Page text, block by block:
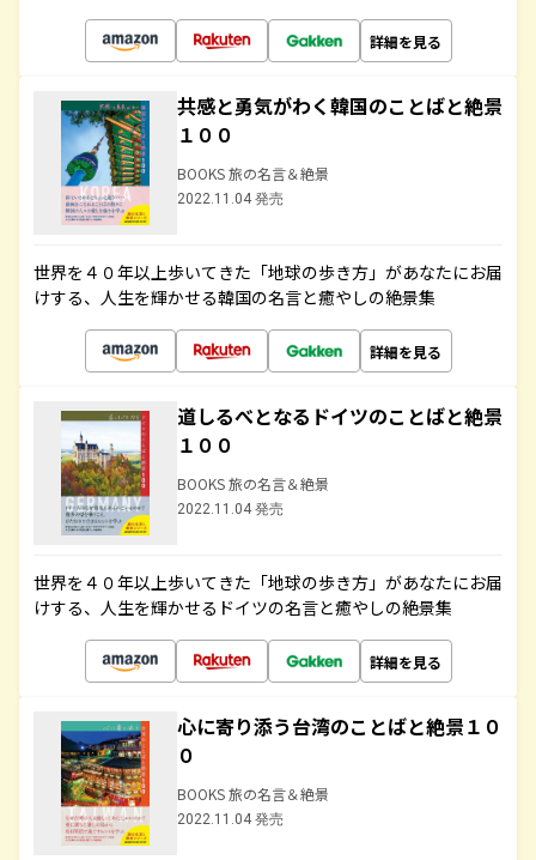
詳細を見る
共感と勇気がわく韓国のことばと絶景
１００
BOOKS 旅の名言＆絶景
2022.11.04 発売
世界を４０年以上歩いてきた「地球の歩き方」があなたにお届
けする、人生を輝かせる韓国の名言と癒やしの絶景集
詳細を見る
道しるべとなるドイツのことばと絶景
１００
BOOKS 旅の名言＆絶景
2022.11.04 発売
世界を４０年以上歩いてきた「地球の歩き方」があなたにお届
けする、人生を輝かせるドイツの名言と癒やしの絶景集
詳細を見る
心に寄り添う台湾のことばと絶景１０
０
BOOKS 旅の名言＆絶景
2022.11.04 発売